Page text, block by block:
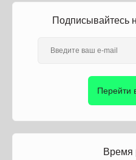
Подписывайтесь
Перейти
Время